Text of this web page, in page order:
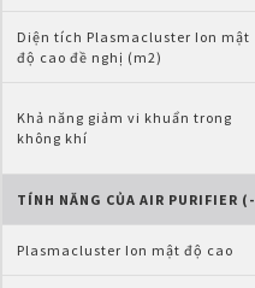
Diện tích Plasmacluster Ion mật
độ cao đề nghị (m2)
Khả năng giảm vi khuẩn trong
không khí
TÍNH NĂNG CỦA AIR PURIFIER
Plasmacluster Ion mật độ cao